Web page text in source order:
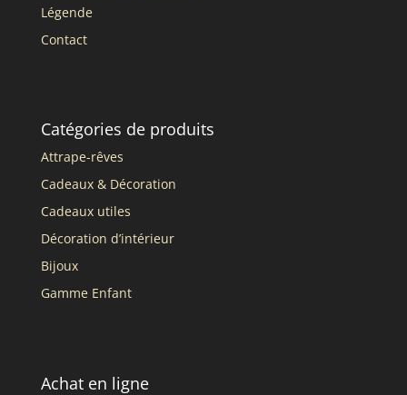
Légende
Contact
Catégories de produits
Attrape-rêves
Cadeaux & Décoration
Cadeaux utiles
Décoration d’intérieur
Bijoux
Gamme Enfant
Achat en ligne